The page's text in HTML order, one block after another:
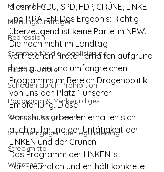
Mitmachen!
Meinungsumfragen
Repression
Stimmen für die Legalisierung
Recht & Urteile
Schäden durch Prohibition
Panorama & Merkwürdiges
Veranstaltungsbericht
Stimmen gegen die Legalisierung
Streckmittel
Wirtschaft
diesmal CDU, SPD, FDP, GRÜNE, LINKE
und PIRATEN. Das Ergebnis: Richtig
überzeugend ist keine Partei in NRW.
Die noch nicht im Landtag
vertretenen Piraten erhalten aufgrund
ihres guten und umfangreichen
Programms im Bereich Drogenpolitik
von uns den Platz 1 unserer
Empfehlung. Diese
Vorschusslorbeeren erhalten sich
auch aufgrund der Untätigkeit der
LINKEN und der Grünen.
Das Programm der LINKEN ist
hanffreundlich und enthält konkrete